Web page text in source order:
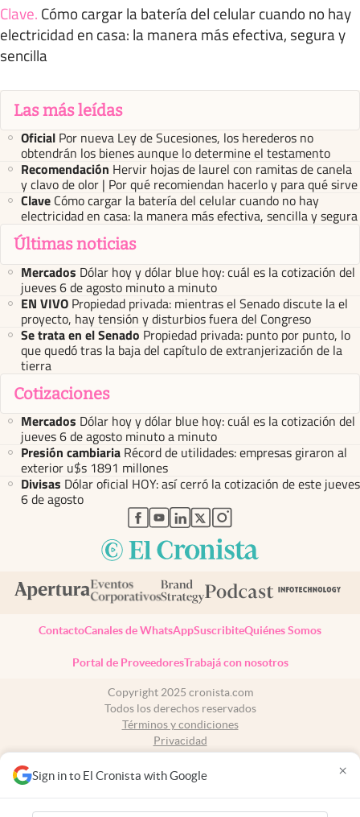
Sign in to El Cronista with Google ×
Clave. Cómo cargar la batería del celular cuando no hay
electricidad en casa: la manera más efectiva, segura y
sencilla
Las más leídas
Oficial Por nueva Ley de Sucesiones, los herederos no
obtendrán los bienes aunque lo determine el testamento
Recomendación Hervir hojas de laurel con ramitas de canela
y clavo de olor | Por qué recomiendan hacerlo y para qué sirve
Clave Cómo cargar la batería del celular cuando no hay
electricidad en casa: la manera más efectiva, sencilla y segura
Últimas noticias
Mercados Dólar hoy y dólar blue hoy: cuál es la cotización del
jueves 6 de agosto minuto a minuto
EN VIVO Propiedad privada: mientras el Senado discute la el
proyecto, hay tensión y disturbios fuera del Congreso
Se trata en el Senado Propiedad privada: punto por punto, lo
que quedó tras la baja del capítulo de extranjerización de la
tierra
Cotizaciones
Mercados Dólar hoy y dólar blue hoy: cuál es la cotización del
jueves 6 de agosto minuto a minuto
Presión cambiaria Récord de utilidades: empresas giraron al
exterior u$s 1891 millones
Divisas Dólar oficial HOY: así cerró la cotización de este jueves
6 de agosto
abre en nueva pestaña
abre en nueva pestaña
abre en nueva pestaña
abre en nueva pestaña
abre en nueva pestaña
ContactoCanales de WhatsAppSuscribiteQuiénes Somos
Portal de ProveedoresTrabajá con nosotros
Copyright 2025 cronista.com
Todos los derechos reservados
Términos y condiciones
Privacidad
Tel: +54 11 7078-3270